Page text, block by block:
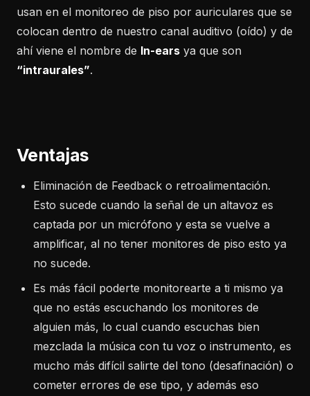
usan en el monitoreo de piso por auriculares que se
colocan dentro de nuestro canal auditivo (oído) y de
ahí viene el nombre de In-ears ya que son
“intraurales”.
Ventajas
Eliminación de Feedback o retroalimentación.
Esto sucede cuando la señal de un altavoz es
captada por un micrófono y esta se vuelve a
amplificar, al no tener monitores de piso esto ya
no sucede.
Es más fácil poderte monitorearte a ti mismo ya
que no estás escuchando los monitores de
alguien más, lo cual cuando escuchas bien
mezclada la música con tu voz o instrumento, es
mucho más difícil salirte del tono (desafinación) o
cometer errores de ese tipo, y además eso